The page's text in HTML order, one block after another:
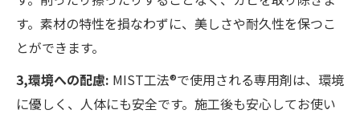
す。素材の特性を損なわずに、美しさや耐久性を保つこ
とができます。
3,環境への配慮: MIST工法®で使用される専用剤は、環境
に優しく、人体にも安全です。施工後も安心してお使い